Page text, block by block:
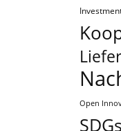
Open
SDGs